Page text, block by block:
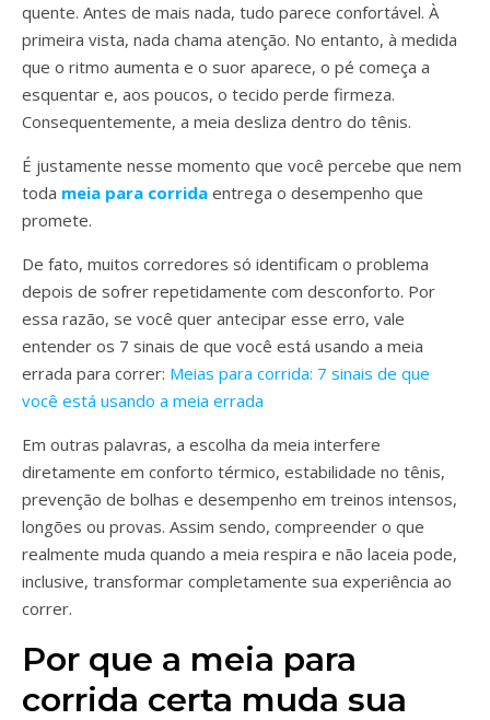
quente. Antes de mais nada, tudo parece confortável. À
primeira vista, nada chama atenção. No entanto, à medida
que o ritmo aumenta e o suor aparece, o pé começa a
esquentar e, aos poucos, o tecido perde firmeza.
Consequentemente, a meia desliza dentro do tênis.
É justamente nesse momento que você percebe que nem
toda meia para corrida entrega o desempenho que
promete.
De fato, muitos corredores só identificam o problema
depois de sofrer repetidamente com desconforto. Por
essa razão, se você quer antecipar esse erro, vale
entender os 7 sinais de que você está usando a meia
errada para correr: Meias para corrida: 7 sinais de que
você está usando a meia errada
Em outras palavras, a escolha da meia interfere
diretamente em conforto térmico, estabilidade no tênis,
prevenção de bolhas e desempenho em treinos intensos,
longões ou provas. Assim sendo, compreender o que
realmente muda quando a meia respira e não laceia pode,
inclusive, transformar completamente sua experiência ao
correr.
Por que a meia para
corrida certa muda sua